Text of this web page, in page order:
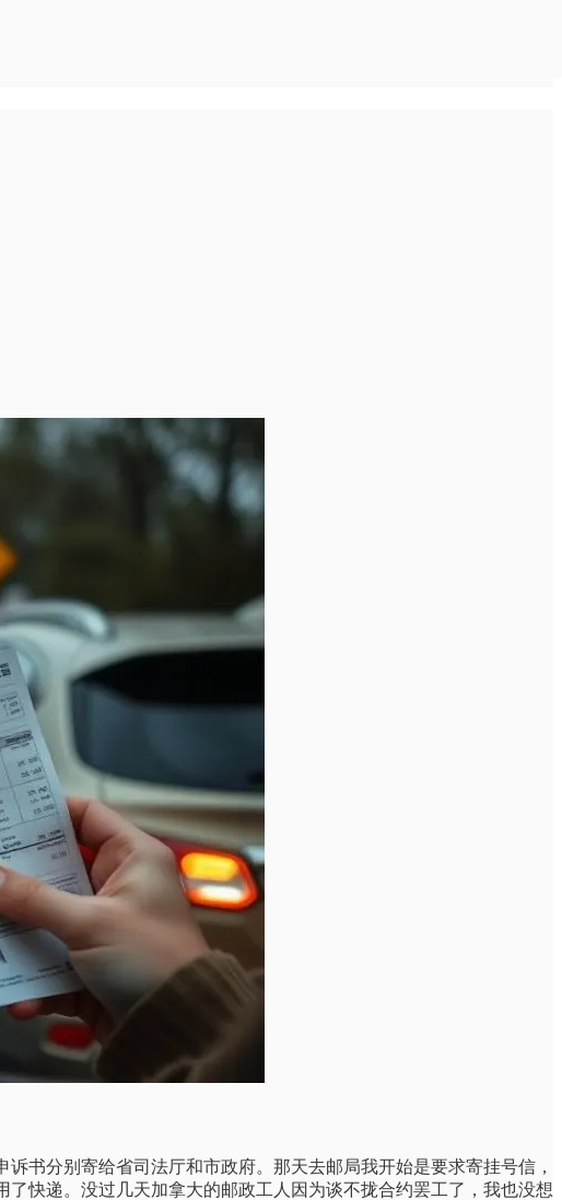
书分别寄给省司法厅和市政府。那天去邮局我开始是要求寄挂号信，
快递。没过几天加拿大的邮政工人因为谈不拢合约罢工了，我也没想